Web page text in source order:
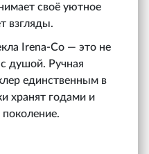
своё уютное
взгляды.
Irena‑Co — это не
душой. Ручная
единственным в
хранят годами и